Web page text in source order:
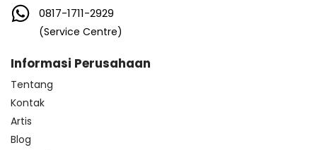
0817-1711-2929
(Service Centre)
Informasi Perusahaan
Tentang
Kontak
Artis
Blog